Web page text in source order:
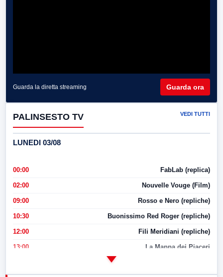
Guarda la diretta streaming Guarda ora
PALINSESTO TV VEDI TUTTI
LUNEDI 03/08
00:00 FabLab (replica)
02:00 Nouvelle Vouge (Film)
09:00 Rosso e Nero (repliche)
10:30 Buonissimo Red Roger (repliche)
12:00 Fili Meridiani (repliche)
13:00 La Mappa dei Piaceri